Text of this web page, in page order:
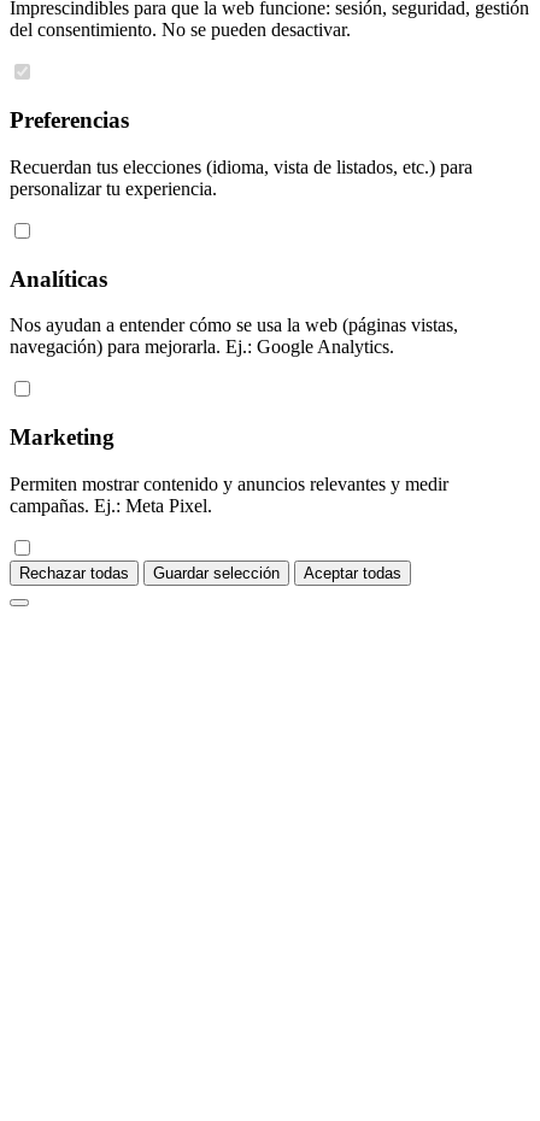
Imprescindibles para que la web funcione: sesión, seguridad, gestión
del consentimiento. No se pueden desactivar.
Preferencias
Recuerdan tus elecciones (idioma, vista de listados, etc.) para
personalizar tu experiencia.
Analíticas
Nos ayudan a entender cómo se usa la web (páginas vistas,
navegación) para mejorarla. Ej.: Google Analytics.
Marketing
Permiten mostrar contenido y anuncios relevantes y medir
campañas. Ej.: Meta Pixel.
Rechazar todas Guardar selección Aceptar todas